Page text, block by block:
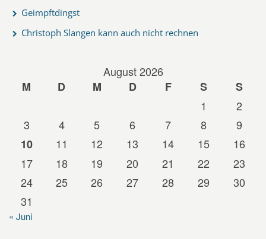
Geimpftdingst
Christoph Slangen kann auch nicht rechnen
August 2026
M
D M D F S
S
1
2
3
4 5 6 7 8
9
10
11 12 13 14 15
16
17
18 19 20 21 22
23
24
25 26 27 28 29
30
31
« Juni